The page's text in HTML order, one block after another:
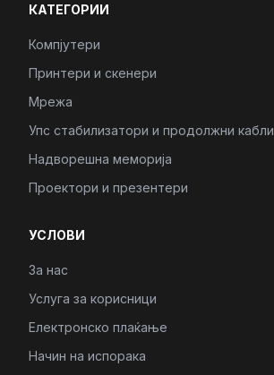
КАТЕГОРИИ
Компјутери
Принтери и скенери
Мрежа
Упс стабилизатори и продолжни кабли
Надворешна меморија
Проектори и презентери
УСЛОВИ
За нас
Услуга за корисници
Електронско плаќање
Начин на испорака